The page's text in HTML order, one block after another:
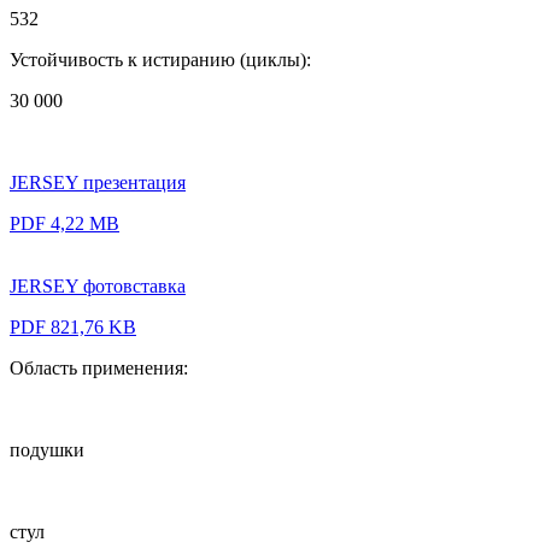
532
Устойчивость к истиранию (циклы):
30 000
JERSEY презентация
PDF 4,22 MB
JERSEY фотовставка
PDF 821,76 KB
Область применения:
подушки
стул